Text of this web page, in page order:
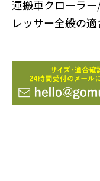
運搬車クローラ
レッサー全般の